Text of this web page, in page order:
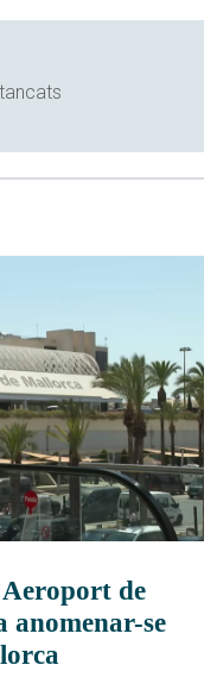
de
anomenar-se